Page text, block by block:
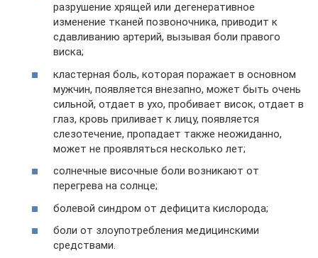
разрушение хрящей или дегенеративное
изменение тканей позвоночника, приводит к
сдавливанию артерий, вызывая боли правого
виска;
кластерная боль, которая поражает в основном
мужчин, появляется внезапно, может быть очень
сильной, отдает в ухо, пробивает висок, отдает в
глаз, кровь приливает к лицу, появляется
слезотечение, пропадает также неожиданно,
может не проявляться несколько лет;
солнечные височные боли возникают от
перегрева на солнце;
болевой синдром от дефицита кислорода;
боли от злоупотребления медицинскими
средствами.